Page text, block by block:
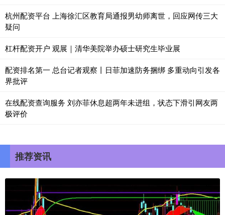
杭州配资平台 上海徐汇区教育局通报男幼师离世，回应网传三大
疑问
杠杆配资开户 观展｜清华美院举办硕士研究生毕业展
配资排名第一 总台记者观察丨日菲加速防务捆绑 多重动向引发各
界批评
在线配资查询服务 刘亦菲休息超两年未进组，状态下滑引网友两
极评价
推荐资讯